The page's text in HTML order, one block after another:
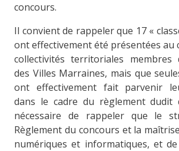
concours.
Il convient de rappeler que 17 «
ont effectivement été présentées au
collectivités territoriales membres
des Villes Marraines, mais que
ont effectivement fait parvenir
dans le cadre du règlement dudit
nécessaire de rappeler que le
Règlement du concours et la
numériques et informatiques, et